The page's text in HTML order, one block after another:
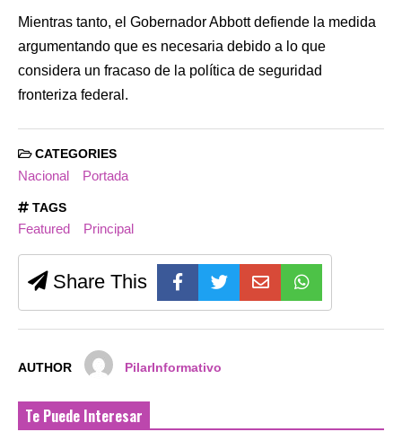
Mientras tanto, el Gobernador Abbott defiende la medida
argumentando que es necesaria debido a lo que
considera un fracaso de la política de seguridad
fronteriza federal.
CATEGORIES
Nacional Portada
TAGS
Featured Principal
Share This
AUTHOR PilarInformativo
Te Puede Interesar